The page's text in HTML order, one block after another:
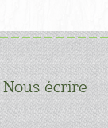
Nous écrire